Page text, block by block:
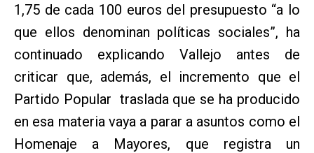
1,75 de cada 100 euros del presupuesto “a lo
que ellos denominan políticas sociales”, ha
continuado explicando Vallejo antes de
criticar que, además, el incremento que el
Partido Popular traslada que se ha producido
en esa materia vaya a parar a asuntos como el
Homenaje a Mayores, que registra un